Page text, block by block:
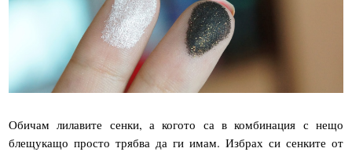
Обичам лилавите сенки, а когото са в комбинация с нещо
блещукащо просто трябва да ги имам. Избрах си сенките от